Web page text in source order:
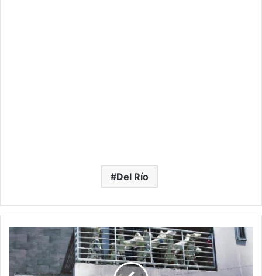
Del Río
Encuentran
mujer
enterrada